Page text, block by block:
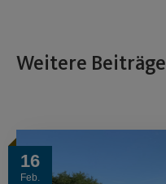
Weitere Beiträge
16
Feb.